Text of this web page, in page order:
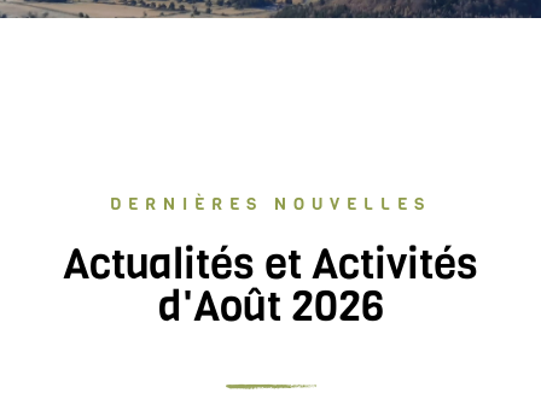
DERNIÈRES NOUVELLES
Actualités et Activités
d'Août 2026